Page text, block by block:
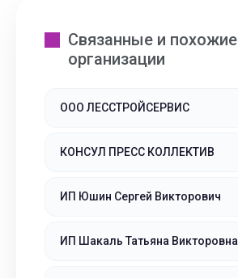
Связанные и похожие
организации
ООО ЛЕССТРОЙСЕРВИС
КОНСУЛ ПРЕСС КОЛЛЕКТИВ
ИП Юшин Сергей Викторович
ИП Шакаль Татьяна Викторовна